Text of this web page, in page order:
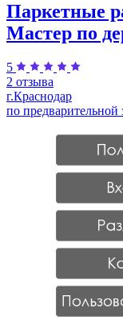
Паркетные
Мастер по
5
2 отзыва
г.Краснодар
по предварительной